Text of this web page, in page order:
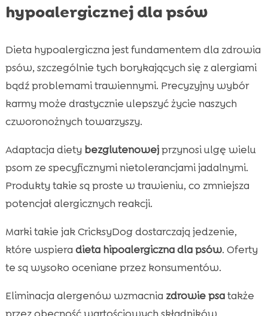
hypoalergicznej dla psów
Dieta hypoalergiczna jest fundamentem dla zdrowia
psów, szczególnie tych borykających się z alergiami
bądź problemami trawiennymi. Precyzyjny wybór
karmy może drastycznie ulepszyć życie naszych
czworonożnych towarzyszy.
Adaptacja diety bezglutenowejprzynosi ulgę wielu
psom ze specyficznymi nietolerancjami jadalnymi.
Produkty takie są proste w trawieniu, co zmniejsza
potencjał alergicznych reakcji.
Marki takie jak CricksyDog dostarczają jedzenie,
które wspiera dieta hipoalergiczna dla psów. Oferty
te są wysoko oceniane przez konsumentów.
Eliminacja alergenów wzmacnia zdrowie psatakże